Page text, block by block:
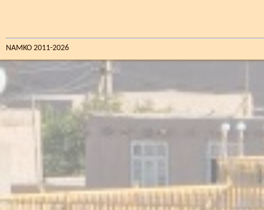
NAMKO 2011-2026